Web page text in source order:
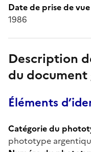
Date de prise de vue
1986
Description
du
Éléments
Catégorie du
phototype